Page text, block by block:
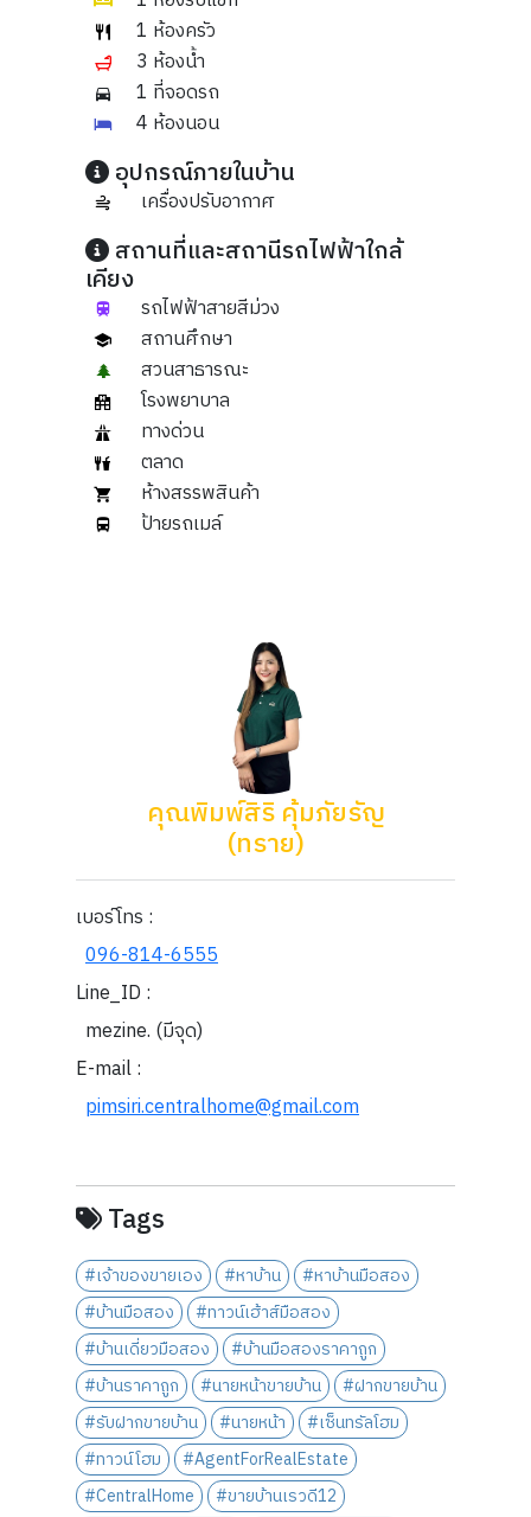
1 ห้องครัว
3 ห้องน้ำ
1 ที่จอดรถ
4 ห้องนอน
อุปกรณ์ภายในบ้าน
เครื่องปรับอากาศ
สถานที่และสถานีรถไฟฟ้าใกล้
เคียง
รถไฟฟ้าสายสีม่วง
สถานศึกษา
สวนสาธารณะ
โรงพยาบาล
ทางด่วน
ตลาด
ห้างสรรพสินค้า
ป้ายรถเมล์
คุณพิมพ์สิริ คุ้มภัยรัญ
(ทราย)
เบอร์โทร :
096-814-6555
Line_ID :
mezine. (มีจุด)
E-mail :
pimsiri.centralhome@gmail.com
Tags
#เจ้าของขายเอง #หาบ้าน
#หาบ้านมือสอง
#บ้านมือสอง
#ทาวน์เฮ้าส์มือสอง
#บ้านเดี่ยวมือสอง
#บ้านมือสองราคาถูก
#บ้านราคาถูก
#นายหน้าขายบ้าน
#ฝากขายบ้าน
#รับฝากขายบ้าน
#นายหน้า
#เซ็นทรัลโฮม
#ทาวน์โฮม
#AgentForRealEstate
#CentralHome
#ขายบ้านเรวดี12